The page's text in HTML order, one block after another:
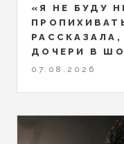
«Я НЕ БУДУ
ДОЧЕРИ В
07.08.2026